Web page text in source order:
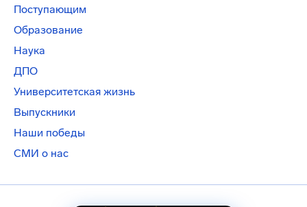
Поступающим
Образование
Наука
ДПО
Университетская жизнь
Выпускники
Наши победы
СМИ о нас